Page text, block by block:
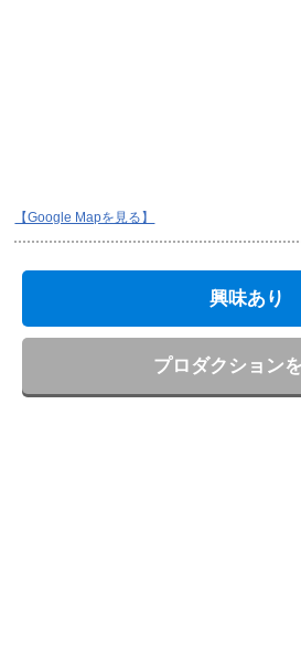
【Google Mapを見る】
興味あり
プロダクション